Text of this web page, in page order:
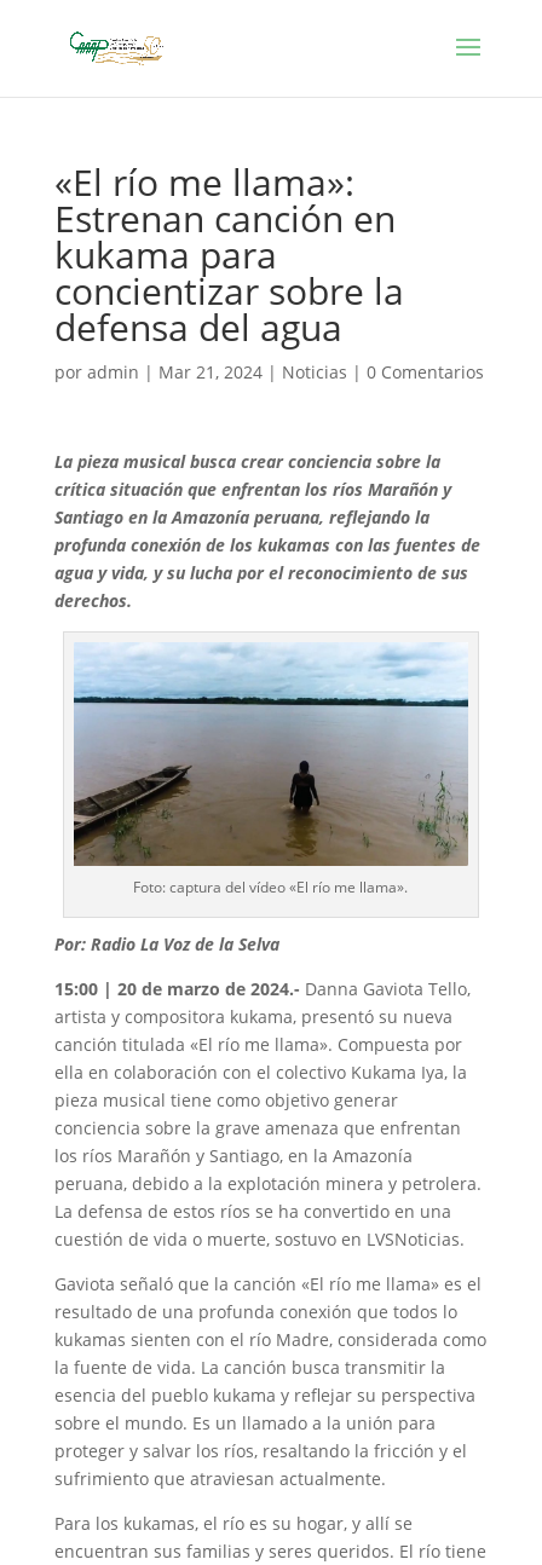
«El río me llama»:
Estrenan canción en
kukama para
concientizar sobre la
defensa del agua
por admin | Mar 21, 2024| Noticias | 0 Comentarios
La pieza musical busca crear conciencia sobre la
crítica situación que enfrentan los ríos Marañón y
Santiago en la Amazonía peruana, reflejando la
profunda conexión de los kukamas con las fuentes de
agua y vida, y su lucha por el reconocimiento de sus
derechos.
Foto: captura del vídeo «El río me llama».
Por: Radio La Voz de la Selva
15:00 | 20 de marzo de 2024.- Danna Gaviota Tello,
artista y compositora kukama, presentó su nueva
canción titulada «El río me llama». Compuesta por
ella en colaboración con el colectivo Kukama Iya, la
pieza musical tiene como objetivo generar
conciencia sobre la grave amenaza que enfrentan
los ríos Marañón y Santiago, en la Amazonía
peruana, debido a la explotación minera y petrolera.
La defensa de estos ríos se ha convertido en una
cuestión de vida o muerte, sostuvo en LVSNoticias.
Gaviota señaló que la canción «El río me llama» es el
resultado de una profunda conexión que todos lo
kukamas sienten con el río Madre, considerada como
la fuente de vida. La canción busca transmitir la
esencia del pueblo kukama y reflejar su perspectiva
sobre el mundo. Es un llamado a la unión para
proteger y salvar los ríos, resaltando la fricción y el
sufrimiento que atraviesan actualmente.
Para los kukamas, el río es su hogar, y allí se
encuentran sus familias y seres queridos. El río tiene